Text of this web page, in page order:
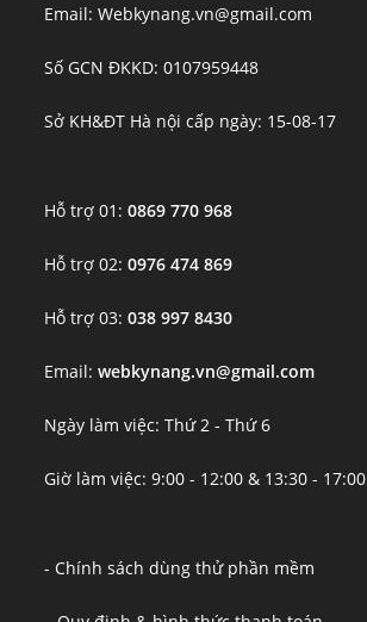
Email: Webkynang.vn@gmail.com
Số GCN ĐKKD: 0107959448
Sở KH&ĐT Hà nội cấp ngày: 15-08-17
Hỗ trợ 01:0869 770 968
Hỗ trợ 02:0976 474 869
Hỗ trợ 03:038 997 8430
Email:webkynang.vn@gmail.com
Ngày làm việc: Thứ 2 - Thứ 6
Giờ làm việc: 9:00 - 12:00 & 13:30 - 17:00
- Chính sách dùng thử phần mềm